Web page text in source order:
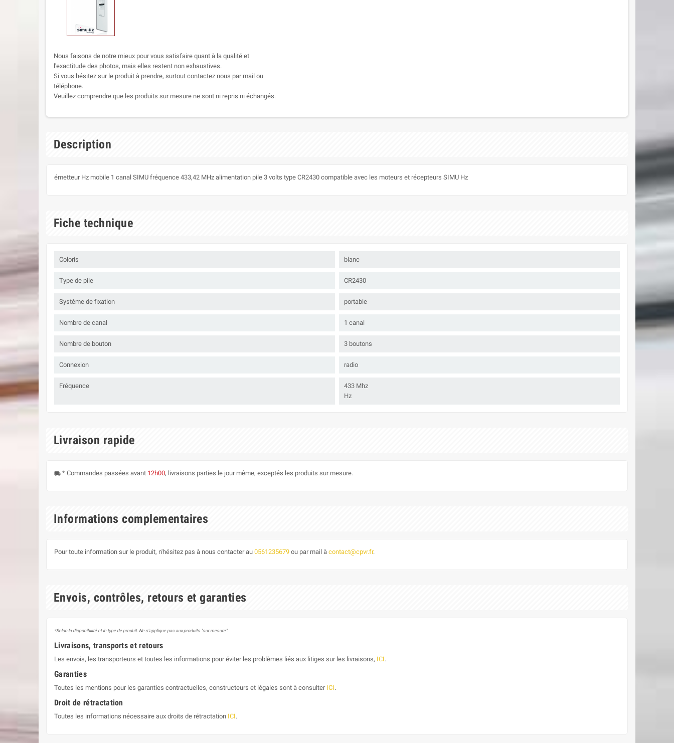
Nous faisons de notre mieux pour vous satisfaire quant à la qualité et
l'exactitude des photos, mais elles restent non exhaustives.
Si vous hésitez sur le produit à prendre, surtout contactez nous par mail ou
téléphone.
Veuillez comprendre que les produits sur mesure ne sont ni repris ni échangés.
Description
émetteur Hz mobile 1 canal SIMU fréquence 433,42 MHz alimentation pile 3 volts type CR2430 compatible avec les moteurs et récepteurs SIMU Hz
Fiche technique
Coloris blanc
Type de pile CR2430
Système de fixation portable
Nombre de canal 1 canal
Nombre de bouton 3 boutons
Connexion radio
Fréquence
433 Mhz
Hz
Livraison rapide
local_shipping * Commandes passées avant 12h00, livraisons parties le jour même, exceptés les produits sur mesure.
Informations complementaires
Pour toute information sur le produit, n'hésitez pas à nous contacter au 0561235679 ou par mail à contact@cpvr.fr.
Envois, contrôles, retours et garanties
*Selon la disponibilité et le type de produit. Ne s'applique pas aux produits "sur mesure".
Livraisons, transports et retours
Les envois, les transporteurs et toutes les informations pour éviter les problèmes liés aux litiges sur les livraisons, ICI.
Garanties
Toutes les mentions pour les garanties contractuelles, constructeurs et légales sont à consulter ICI.
Droit de rétractation
Toutes les informations nécessaire aux droits de rétractation ICI.